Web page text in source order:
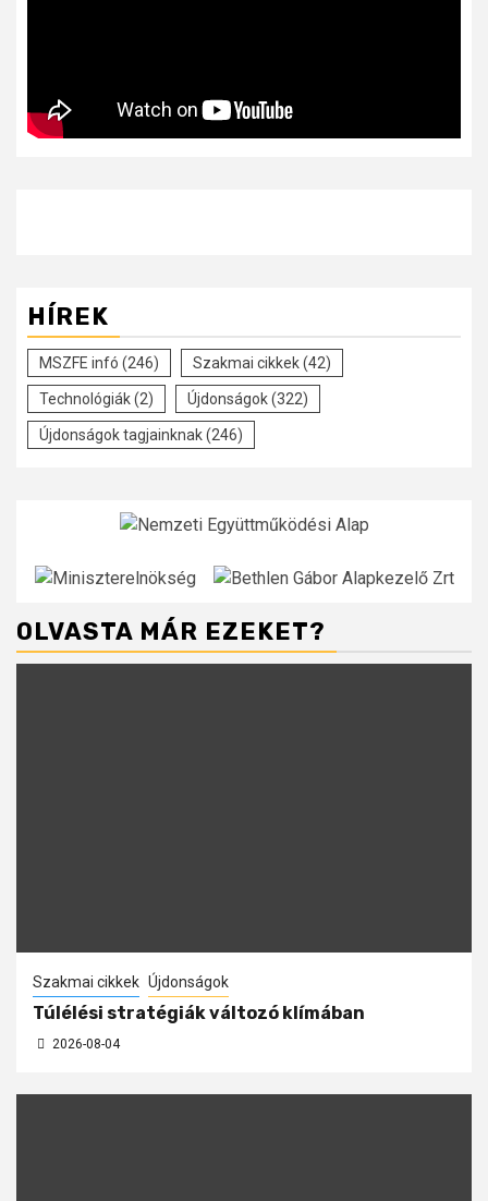
HÍREK
MSZFE infó (246) Szakmai cikkek(42)
Technológiák(2) Újdonságok(322)
Újdonságok tagjainknak(246)
OLVASTA MÁR EZEKET?
Szakmai cikkek Újdonságok
Túlélési stratégiák változó klímában
2026-08-04